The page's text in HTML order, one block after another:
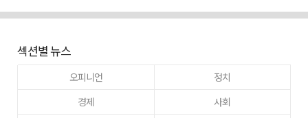
섹션별 뉴스
오피니언
정치
경제
사회